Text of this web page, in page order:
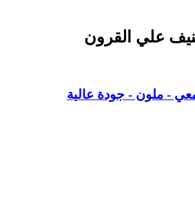
علي القرون
- ملون - جودة عالية